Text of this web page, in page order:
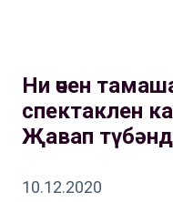
Ни өчен
спектаклен
Җавап
10.12.2020